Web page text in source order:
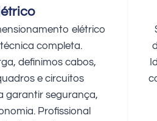
elétrico
completa.
definimos cabos,
e circuitos
garantir segurança,
Profissional